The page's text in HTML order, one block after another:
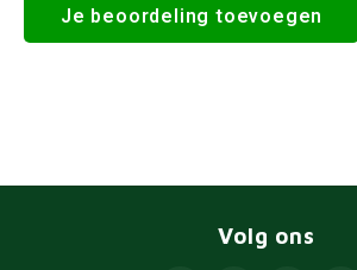
Je beoordeling toevoegen
Volg ons